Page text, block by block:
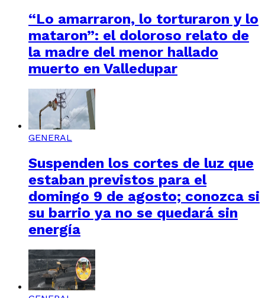
“Lo amarraron, lo torturaron y lo
mataron”: el doloroso relato de
la madre del menor hallado
muerto en Valledupar
GENERAL
Suspenden los cortes de luz que
estaban previstos para el
domingo 9 de agosto; conozca si
su barrio ya no se quedará sin
energía